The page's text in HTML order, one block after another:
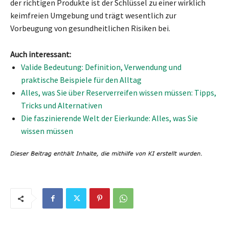
der richtigen Produkte ist der Schlüssel zu einer wirklich
keimfreien Umgebung und trägt wesentlich zur
Vorbeugung von gesundheitlichen Risiken bei.
Auch interessant:
Valide Bedeutung: Definition, Verwendung und
praktische Beispiele für den Alltag
Alles, was Sie über Reserverreifen wissen müssen: Tipps,
Tricks und Alternativen
Die faszinierende Welt der Eierkunde: Alles, was Sie
wissen müssen